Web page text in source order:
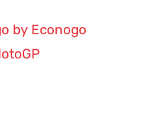
by Econogo